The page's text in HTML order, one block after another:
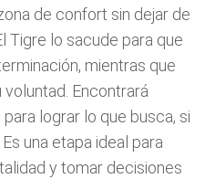
de confort sin dejar de
Tigre lo sacude para que
mientras que
Encontrará
lograr lo que busca, si
una etapa ideal para
y tomar decisiones